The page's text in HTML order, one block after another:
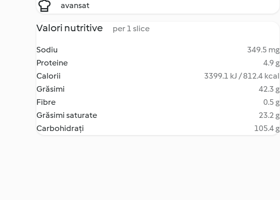
avansat
Valori nutritive per 1 slice
Sodiu
349.5 mg
Proteine
4.9 g
Calorii
3399.1 kJ / 812.4 kcal
Grăsimi
42.3 g
Fibre
0.5 g
Grăsimi saturate
23.2 g
Carbohidrați
105.4 g